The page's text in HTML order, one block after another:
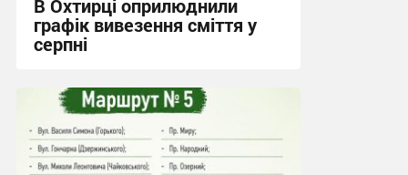
В Охтирці оприлюднили
графік вивезення сміття у
серпні
21:08, 2.08.2026